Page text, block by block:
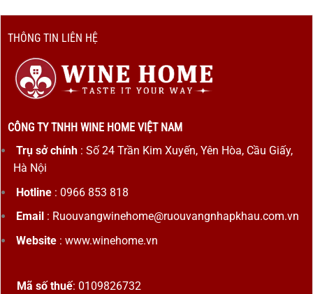
THÔNG TIN LIÊN HỆ
CÔNG TY TNHH WINE HOME VIỆT NAM
Trụ sở chính: Số 24 Trần Kim Xuyến, Yên Hòa, Cầu Giấy,
Hà Nội
Hotline: 0966 853 818
Email : Ruouvangwinehome@ruouvangnhapkhau.com.vn
Website: www.winehome.vn
Mã số thuế: 0109826732